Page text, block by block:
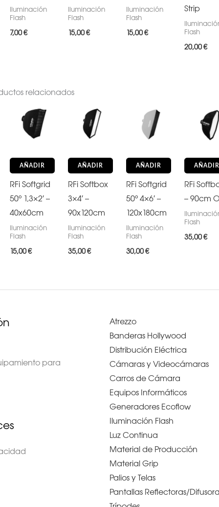
Iluminación
Flash
7,00€
Iluminación
Flash
15,00€
Iluminación
Flash
15,00€
Strip
Flash
20,00€
relacionados
AÑADIR
RFi Softgrid
50° 1,3×2′ –
40x60cm
Iluminación
Flash
15,00€
AÑADIR
RFi Softbox
3×4′ –
90x120cm
Iluminación
Flash
35,00€
AÑADIR
RFi Softgrid
50° 4×6′ –
120x180cm
Iluminación
Flash
30,00€
AÑADIR
RFi
– 90cm
Flash
35,00€
para
Atrezzo
Banderas Hollywood
Distribución Eléctrica
Cámaras y Videocámaras
Carros de Cámara
Equipos Informáticos
Generadores Ecoflow
Iluminación Flash
Luz Continua
Material de Producción
Material Grip
Palios y Telas
Pantallas Reflectoras/